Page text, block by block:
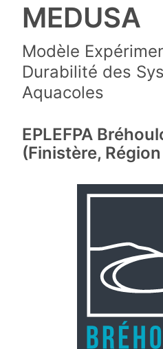
MEDUSA
Modèle
Durabilité des
Aquacoles
EPLEFPA
(Finistère,